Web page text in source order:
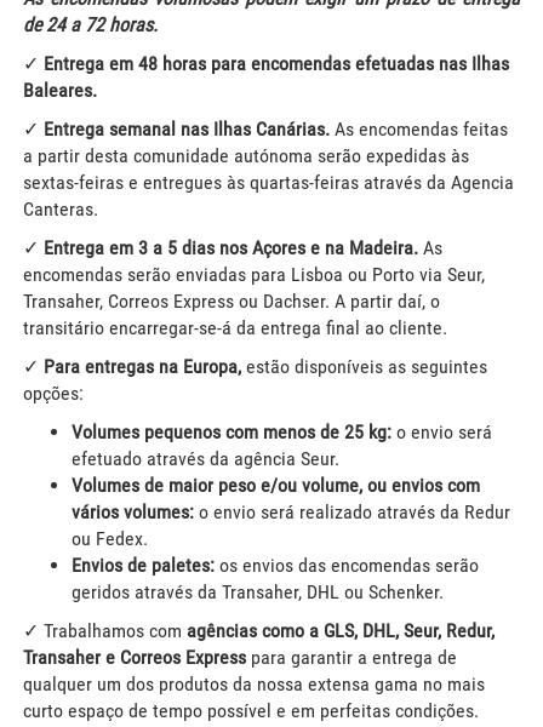
de 24 a 72 horas.
✓ Entrega em 48 horas para encomendas efetuadas nas Ilhas
Baleares.
✓ Entrega semanal nas Ilhas Canárias. As encomendas feitas
a partir desta comunidade autónoma serão expedidas às
sextas-feiras e entregues às quartas-feiras através da Agencia
Canteras.
✓ Entrega em 3 a 5 dias nos Açores e na Madeira. As
encomendas serão enviadas para Lisboa ou Porto via Seur,
Transaher, Correos Express ou Dachser. A partir daí, o
transitário encarregar-se-á da entrega final ao cliente.
✓ Para entregas na Europa, estão disponíveis as seguintes
opções:
Volumes pequenos com menos de 25 kg: o envio será
efetuado através da agência Seur.
Volumes de maior peso e/ou volume, ou envios com
vários volumes: o envio será realizado através da Redur
ou Fedex.
Envios de paletes: os envios das encomendas serão
geridos através da Transaher, DHL ou Schenker.
✓ Trabalhamos com agências como a GLS, DHL, Seur, Redur,
Transaher e Correos Expresspara garantir a entrega de
qualquer um dos produtos da nossa extensa gama no mais
curto espaço de tempo possível e em perfeitas condições.